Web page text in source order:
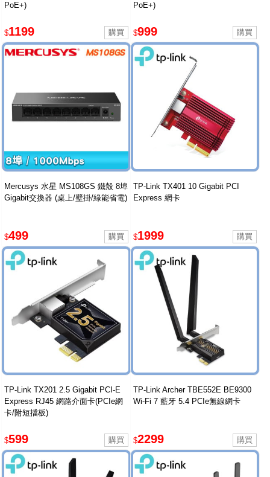
PoE+)
$1199
PoE+)
$999
Mercusys 水星 MS108GS 鐵殼 8埠
Gigabit交換器 (桌上/壁掛/綠能省電)
$499
TP-Link TX401 10 Gigabit PCI
Express 網卡
$1999
TP-Link TX201 2.5 Gigabit PCI-E
Express RJ45 網路介面卡(PCIe網
卡/附短擋板)
$599
TP-Link Archer TBE552E BE9300
Wi-Fi 7 藍牙 5.4 PCIe無線網卡
$2299